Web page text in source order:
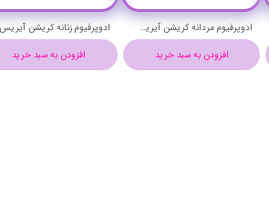
افزودن به سبد خرید
ادوپرفیوم مردانه کریشن آیریس مدل هندسام - CREATION HANDSOME EAU DE PARFUM
افزودن به سبد خرید